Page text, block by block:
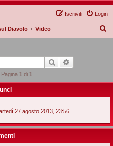
Login
Iscriviti
Diavolo Video
Cerca
1 di 1
27 agosto 2013, 23:56